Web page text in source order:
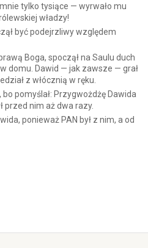
tylko tysiące — wyrwało mu
władzy!
być podejrzliwy względem
Boga, spoczął na Saulu duch
domu. Dawid — jak zawsze — grał
z włócznią w ręku.
bo pomyślał: Przygwożdżę Dawida
przed nim aż dwa razy.
ponieważ PAN był z nim, a od